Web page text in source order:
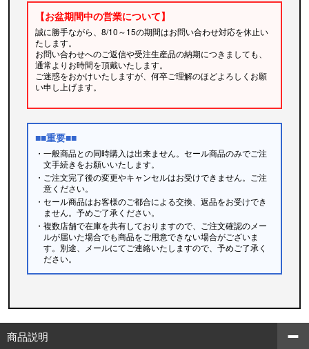
【お盆期間中の営業について】
誠に勝手ながら、8/10～15の期間はお問い合わせ対応を休止い
たします。
お問い合わせへのご返信や受注生産品の納期につきましても、
通常よりお時間を頂戴いたします。
ご迷惑をおかけいたしますが、何卒ご理解のほどよろしくお願
い申し上げます。
■■重要■■
・一般商品との同時購入は出来ません。セール商品のみでご注
文手続きをお願いいたします。
・ご注文完了後の変更やキャンセルはお受けできません。ご注
意ください。
・セール商品はお客様のご都合による交換、返品をお受けでき
ません。予めご了承ください。
・複数店舗で在庫を共有しておりますので、ご注文確認のメー
ルが届いた場合でも商品をご用意できない場合がございま
す。別途、メールにてご連絡いたしますので、予めご了承く
ださい。
商品説明